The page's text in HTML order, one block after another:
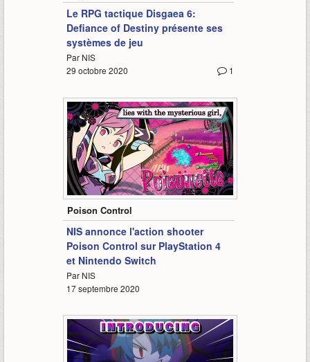
Le RPG tactique Disgaea 6:
Defiance of Destiny présente ses
systèmes de jeu
Par NIS
1
29 octobre 2020
1:27
Poison Control
NIS annonce l'action shooter
Poison Control sur PlayStation 4
et Nintendo Switch
Par NIS
17 septembre 2020